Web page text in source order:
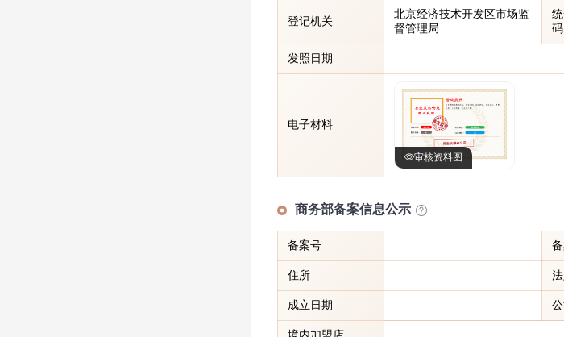
登记机关
北京经济技术开发区市场监
督管理局
码
发照日期
电子材料
审核资料图
商务部备案信息公示
备案号
住所
成立日期